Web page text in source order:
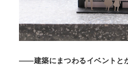
――建築にまつわるイベントと